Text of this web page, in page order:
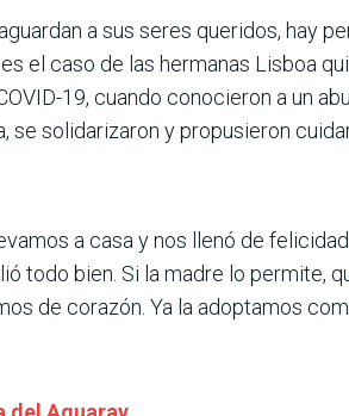
a sus seres queridos, hay
el caso de las hermanas Lisboa
19, cuando conocieron a un
solidarizaron y propusieron
a casa y nos llenó de
todo bien. Si la madre lo permite,
de corazón. Ya la adoptamos